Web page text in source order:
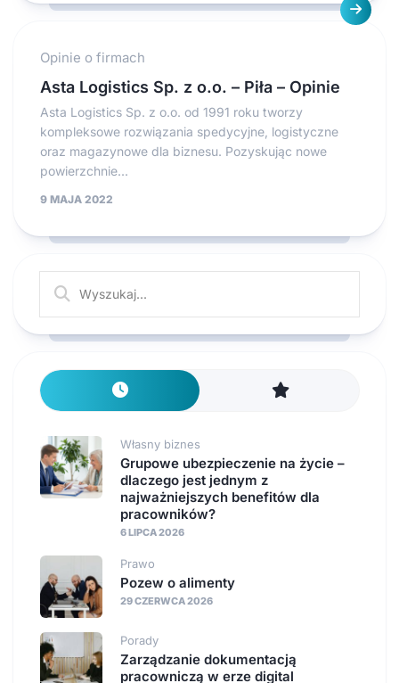
Opinie o firmach
Asta Logistics Sp. z o.o. – Piła – Opinie
Asta Logistics Sp. z o.o. od 1991 roku tworzy
kompleksowe rozwiązania spedycyjne, logistyczne
oraz magazynowe dla biznesu. Pozyskując nowe
powierzchnie...
9 MAJA 2022
Własny biznes
Grupowe ubezpieczenie na życie –
dlaczego jest jednym z
najważniejszych benefitów dla
pracowników?
6 LIPCA 2026
Prawo
Pozew o alimenty
29 CZERWCA 2026
Porady
Zarządzanie dokumentacją
pracowniczą w erze digital